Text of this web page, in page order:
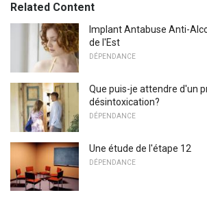
Related Content
Implant Antabuse Anti-
de l'Est
DÉPENDANCE
Que puis-je attendre d'un
désintoxication?
DÉPENDANCE
Une étude de l'étape 12
DÉPENDANCE